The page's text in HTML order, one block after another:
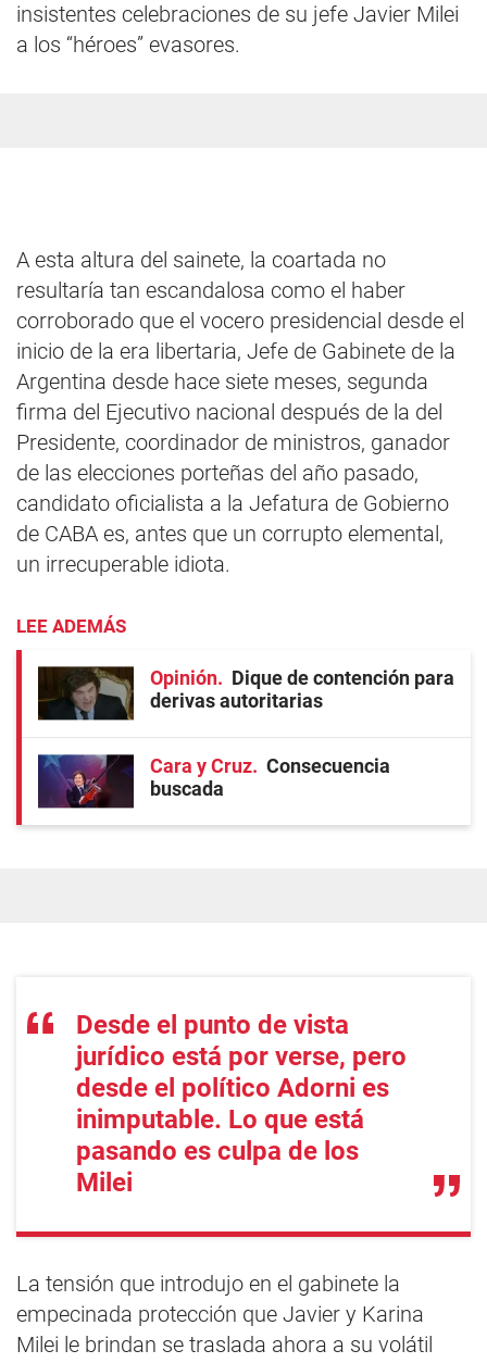
insistentes celebraciones de su jefe Javier Milei
a los “héroes” evasores.
A esta altura del sainete, la coartada no
resultaría tan escandalosa como el haber
corroborado que el vocero presidencial desde el
inicio de la era libertaria, Jefe de Gabinete de la
Argentina desde hace siete meses, segunda
firma del Ejecutivo nacional después de la del
Presidente, coordinador de ministros, ganador
de las elecciones porteñas del año pasado,
candidato oficialista a la Jefatura de Gobierno
de CABA es, antes que un corrupto elemental,
un irrecuperable idiota.
LEE ADEMÁS
Opinión
Dique de contención para
derivas autoritarias
Cara y Cruz
Consecuencia
buscada
Desde el punto de vista
jurídico está por verse, pero
desde el político Adorni es
inimputable. Lo que está
pasando es culpa de los
Milei
La tensión que introdujo en el gabinete la
empecinada protección que Javier y Karina
Milei le brindan se traslada ahora a su volátil